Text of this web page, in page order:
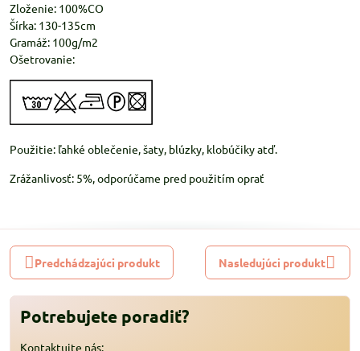
Zloženie: 100%CO
Šírka: 130-135cm
Gramáž: 100g/m2
Ošetrovanie:
Použitie: ľahké oblečenie, šaty, blúzky, klobúčiky atď.
Zrážanlivosť: 5%, odporúčame pred použitím oprať
Predchádzajúci produkt Nasledujúci produkt
Potrebujete poradiť?
Kontaktujte nás: